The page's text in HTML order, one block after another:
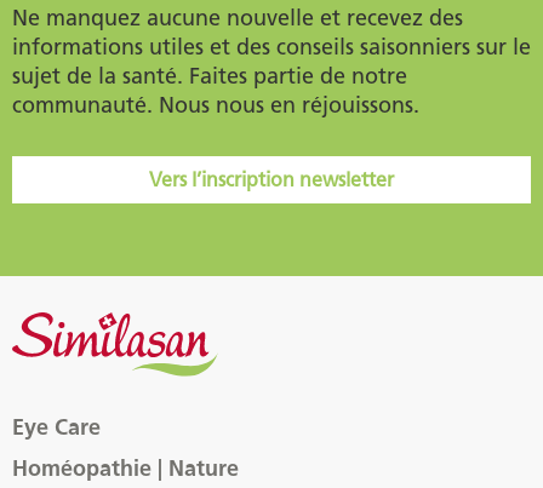
Ne manquez aucune nouvelle et recevez des
informations utiles et des conseils saisonniers sur le
sujet de la santé. Faites partie de notre
communauté. Nous nous en réjouissons.
Vers l’inscription newsletter
Eye Care
Homéopathie | Nature